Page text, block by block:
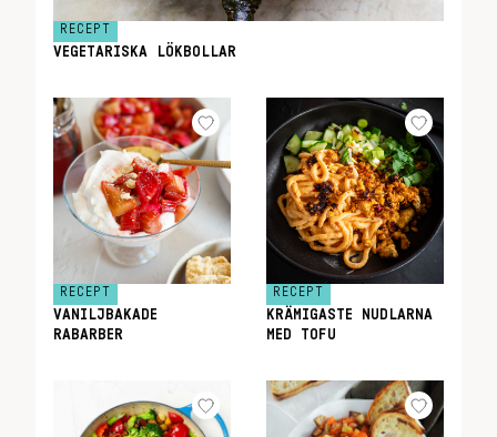
RECEPT
VEGETARISKA LÖKBOLLAR
RECEPT
VANILJBAKADE
RABARBER
RECEPT
KRÄMIGASTE NUDLARNA
MED TOFU